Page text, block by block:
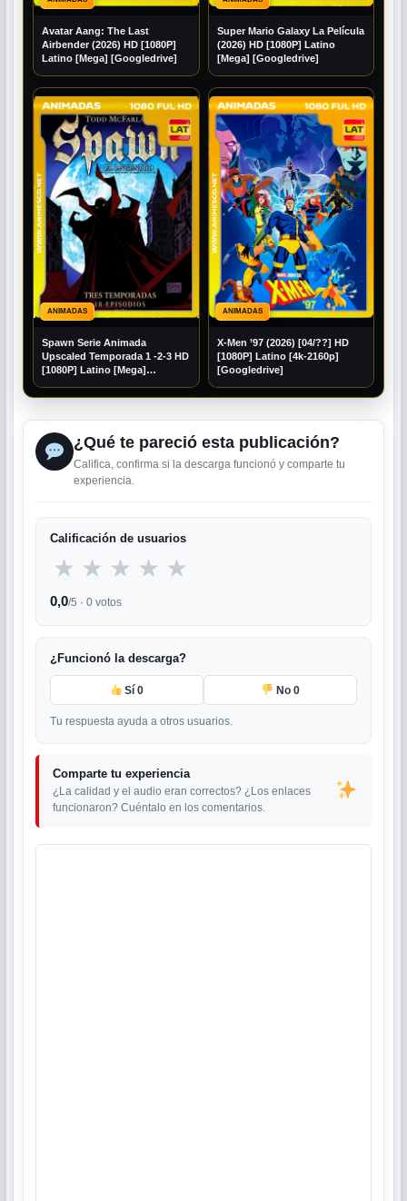
Avatar Aang: The Last
Airbender (2026) HD [1080P]
Latino [Mega] [Googledrive]
Super Mario Galaxy La Película
(2026) HD [1080P] Latino
[Mega] [Googledrive]
ANIMADAS
Spawn Serie Animada
Upscaled Temporada 1 -2-3 HD
[1080P] Latino [Mega]
ANIMADAS
X-Men ’97 (2026) [04/??] HD
[1080P] Latino [4k-2160p]
[Googledrive]
¿Qué te pareció esta publicación?
Califica, confirma si la descarga funcionó y comparte tu
experiencia.
Calificación de usuarios
★ ★ ★ ★ ★
0,0/5 · 0 votos
¿Funcionó la descarga?
Sí0 No 0
Tu respuesta ayuda a otros usuarios.
Comparte tu experiencia
¿La calidad y el audio eran correctos? ¿Los enlaces
funcionaron? Cuéntalo en los comentarios.